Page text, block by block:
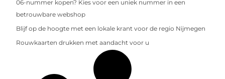
06-nummer kopen? Kies voor een uniek nummer in een
betrouwbare webshop
Blijf op de hoogte met een lokale krant voor de regio Nijmegen
Rouwkaarten drukken met aandacht voor u